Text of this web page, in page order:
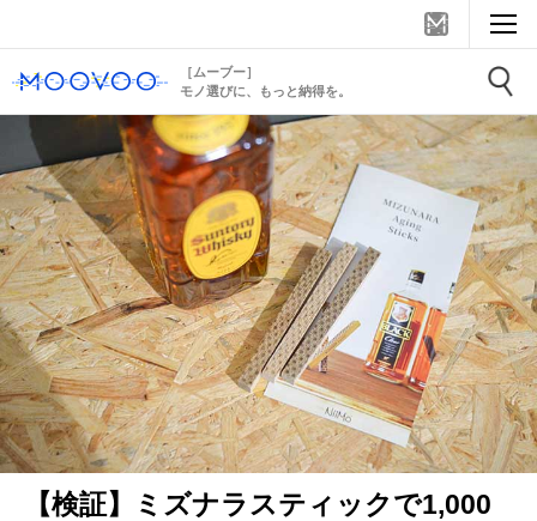
［ムーブー］
モノ選びに、もっと納得を。
【検証】ミズナラスティックで1,000